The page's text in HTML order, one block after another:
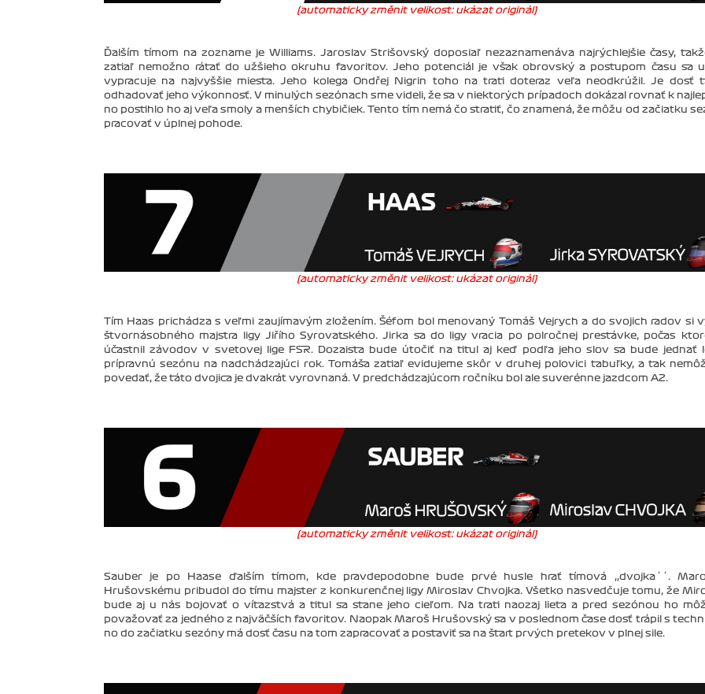
(automaticky změnit velikost: ukázat originál)
Ďalším tímom na zozname je Williams. Jaroslav Strišovský doposiaľ nezaznamenáva najrýchlejšie časy,
zatiaľ nemožno rátať do užšieho okruhu favoritov. Jeho potenciál je však obrovský a postupom času sa
vypracuje na najvyššie miesta. Jeho kolega Ondřej Nigrin toho na trati doteraz veľa neodkrúžil. Je dosť
odhadovať jeho výkonnosť. V minulých sezónach sme videli, že sa v niektorých prípadoch dokázal rovnať k
no postihlo ho aj veľa smoly a menších chybičiek. Tento tím nemá čo stratiť, čo znamená, že môžu od začiatku
pracovať v úplnej pohode.
(automaticky změnit velikost: ukázat originál)
Tím Haas prichádza s veľmi zaujímavým zložením. Šéfom bol menovaný Tomáš Vejrych a do svojich radov si
štvornásobného majstra ligy Jiřího Syrovatského. Jirka sa do ligy vracia po polročnej prestávke, počas
účastnil závodov v svetovej lige FSR. Dozaista bude útočiť na titul aj keď podľa jeho slov sa bude jednať
prípravnú sezónu na nadchádzajúci rok. Tomáša zatiaľ evidujeme skôr v druhej polovici tabuľky, a tak
povedať, že táto dvojica je dvakrát vyrovnaná. V predchádzajúcom ročníku bol ale suverénne jazdcom A2.
(automaticky změnit velikost: ukázat originál)
Sauber je po Haase ďalším tímom, kde pravdepodobne bude prvé husle hrať tímová ,,dvojka´´.
Hrušovskému pribudol do tímu majster z konkurenčnej ligy Miroslav Chvojka. Všetko nasvedčuje tomu, že
bude aj u nás bojovať o víťazstvá a titul sa stane jeho cieľom. Na trati naozaj lieta a pred sezónou ho
považovať za jedného z najväčších favoritov. Naopak Maroš Hrušovský sa v poslednom čase dosť trápil s
no do začiatku sezóny má dosť času na tom zapracovať a postaviť sa na štart prvých pretekov v plnej sile.